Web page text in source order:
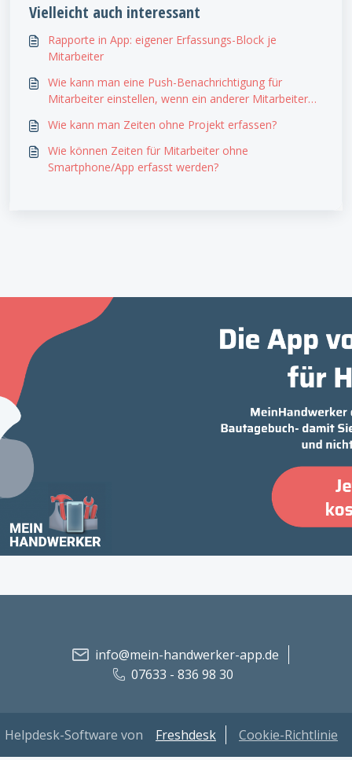
Vielleicht auch interessant
Rapporte in App: eigener Erfassungs-Block je
Mitarbeiter
Wie kann man eine Push-Benachrichtigung für
Mitarbeiter einstellen, wenn ein anderer Mitarbeiter
Wie kann man Zeiten ohne Projekt erfassen?
Wie können Zeiten für Mitarbeiter ohne
Smartphone/App erfasst werden?
info@mein-handwerker-app.de
07633 - 836 98 30
Helpdesk-Software von Freshdesk Cookie-Richtlinie